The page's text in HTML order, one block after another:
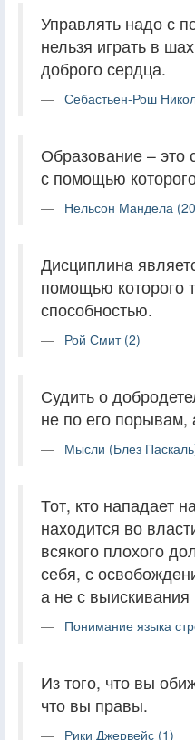
Управлять надо с
нельзя играть в
доброго сердца.
Себастьен-Рош
Образование –
с помощью
Нельсон Мандела
Дисциплина
помощью которого
способностью.
Рой Смит (2)
Судить о
не по его
Мысли (Блез
Тот, кто нападает
находится во
всякого плохого
себя, с
а не с
Понимание языка
Из того, что вы
что вы правы.
Рики Джервейс (1)